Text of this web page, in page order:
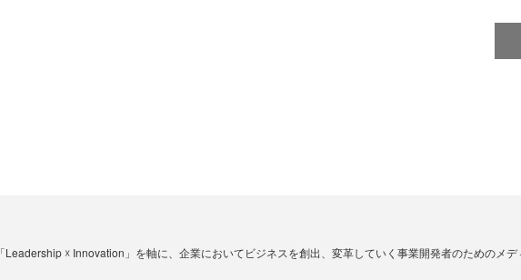
「Leadership ☓ Innovation」を軸に、企業においてビジネスを創出、変革していく事業開発者のためのメデ